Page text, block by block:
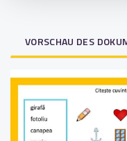
VORSCHAU DES